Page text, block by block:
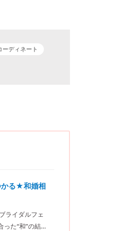
ーディネート
かる★和婚相
ライダルフェ
た“和”の結婚